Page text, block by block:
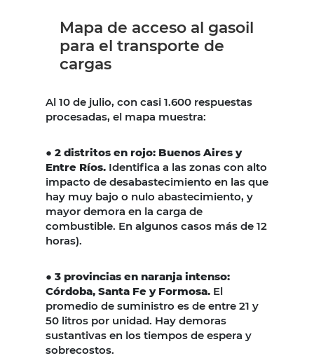
Mapa de acceso al gasoil
para el transporte de
cargas
Al 10 de julio, con casi 1.600 respuestas
procesadas, el mapa muestra:
● 2 distritos en rojo: Buenos Aires y
Entre Ríos. Identifica a las zonas con alto
impacto de desabastecimiento en las que
hay muy bajo o nulo abastecimiento, y
mayor demora en la carga de
combustible. En algunos casos más de 12
horas).
● 3 provincias en naranja intenso:
Córdoba, Santa Fe y Formosa. El
promedio de suministro es de entre 21 y
50 litros por unidad. Hay demoras
sustantivas en los tiempos de espera y
sobrecostos.